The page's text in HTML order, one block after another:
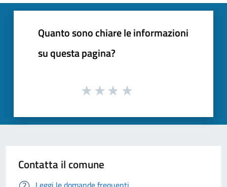
Quanto sono chiare le informazioni
su questa pagina?
Contatta il comune